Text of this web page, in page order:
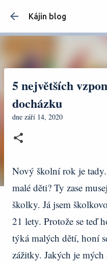
Kájin blog
5 největších
docházku
dne září 14, 2020
Nový školní rok je
malé děti? Ty zase
školky. Já jsem
21 lety. Protože se teď
týká malých dětí, honí
zážitky. Jakých je